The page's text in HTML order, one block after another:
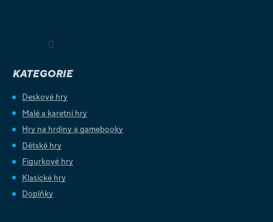
KATEGORIE
Deskové hry
Malé a karetní hry
Hry na hrdiny a gamebooky
Dětské hry
Figurkové hry
Klasické hry
Doplňky